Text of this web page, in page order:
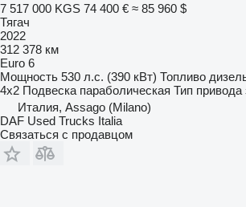
7 517 000 KGS 74 400 € ≈ 85 960 $
Тягач
2022
312 378 км
Euro 6
Мощность 530 л.с. (390 кВт) Топливо
4x2 Подвеска параболическая Тип привода
Италия, Assago (Milano)
DAF Used Trucks Italia
Связаться с продавцом